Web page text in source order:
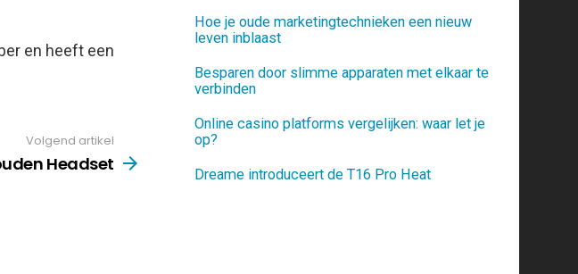
en heeft een
Volgend artikel
Headset
Hoe je oude marketingtechnieken een nieuw
leven inblaast
Besparen door slimme apparaten met elkaar te
verbinden
Online casino platforms vergelijken: waar let je
op?
Dreame introduceert de T16 Pro Heat